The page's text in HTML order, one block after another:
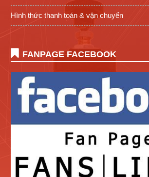
Hình thức thanh toán & vận chuyển
FANPAGE FACEBOOK